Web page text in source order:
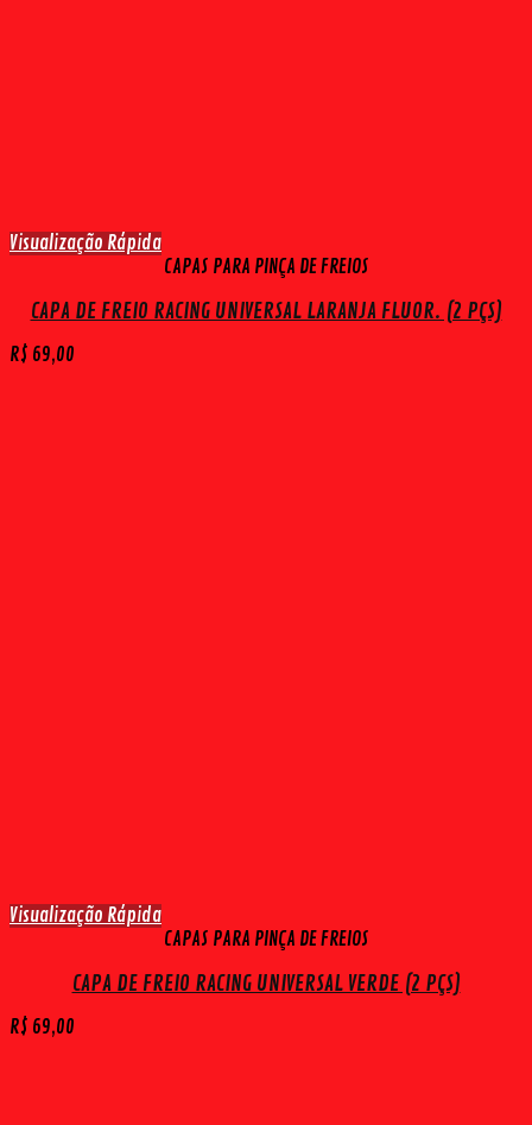
Visualização Rápida
CAPAS PARA PINÇA DE FREIOS
CAPA DE FREIO RACING UNIVERSAL LARANJA FLUOR. (2 PÇS)
R$ 69,00
Visualização Rápida
CAPAS PARA PINÇA DE FREIOS
CAPA DE FREIO RACING UNIVERSAL VERDE (2 PÇS)
R$ 69,00